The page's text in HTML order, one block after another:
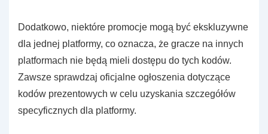
Dodatkowo, niektóre promocje mogą być ekskluzywne
dla jednej platformy, co oznacza, że gracze na innych
platformach nie będą mieli dostępu do tych kodów.
Zawsze sprawdzaj oficjalne ogłoszenia dotyczące
kodów prezentowych w celu uzyskania szczegółów
specyficznych dla platformy.